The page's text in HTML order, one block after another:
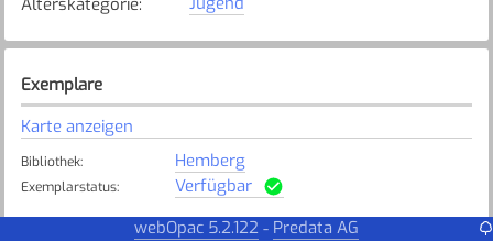
Alterskategorie:
Exemplare
Karte anzeigen
Bibliothek: Hemberg
Exemplarstatus:
Verfügbar
webOpac 5.2.122 - Predata AG